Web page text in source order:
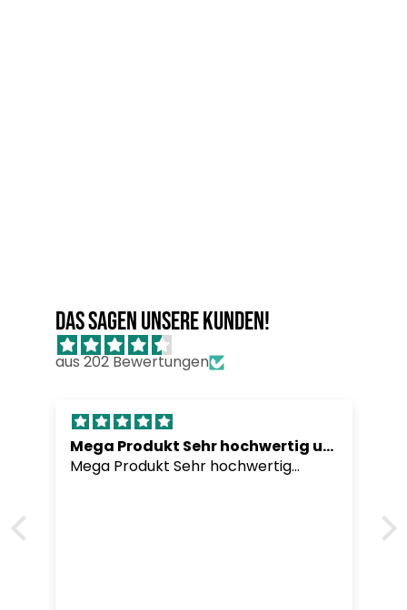
Das sagen unsere Kunden!
aus 202 Bewertungen
Mega Produkt Sehr hochwertig undLieferung war
Mega Produkt Sehr hochwertig